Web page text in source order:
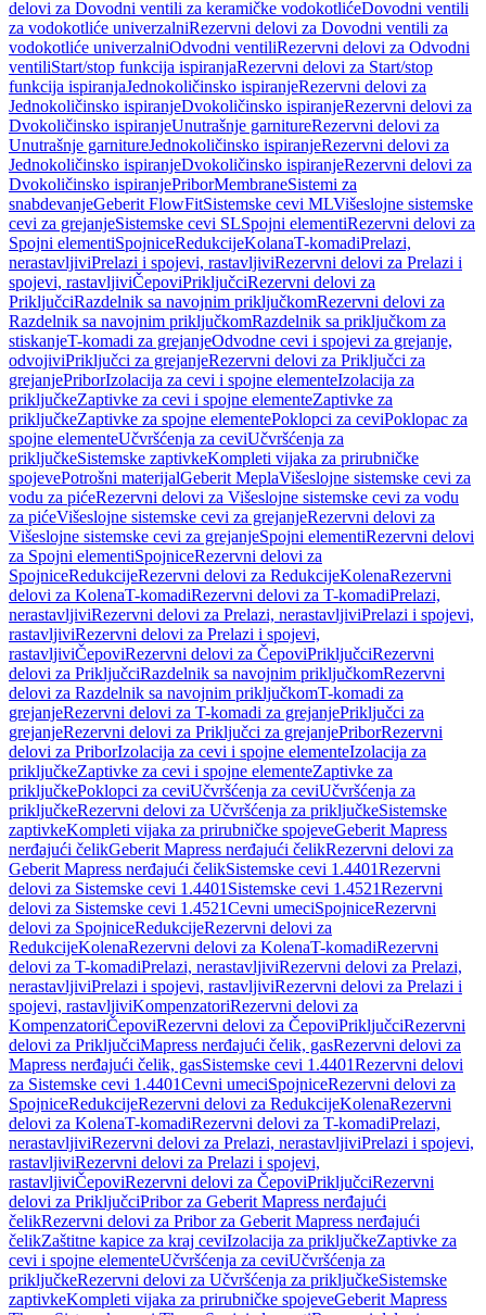
delovi za Dovodni ventili za keramičke vodokotlićeDovodni ventili
za vodokotliće univerzalniRezervni delovi za Dovodni ventili za
vodokotliće univerzalniOdvodni ventiliRezervni delovi za Odvodni
ventiliStart/stop funkcija ispiranjaRezervni delovi za Start/stop
funkcija ispiranjaJednokoličinsko ispiranjeRezervni delovi za
Jednokoličinsko ispiranjeDvokoličinsko ispiranjeRezervni delovi za
Dvokoličinsko ispiranjeUnutrašnje garnitureRezervni delovi za
Unutrašnje garnitureJednokoličinsko ispiranjeRezervni delovi za
Jednokoličinsko ispiranjeDvokoličinsko ispiranjeRezervni delovi za
Dvokoličinsko ispiranjePriborMembraneSistemi za
snabdevanjeGeberit FlowFitSistemske cevi MLVišeslojne sistemske
cevi za grejanjeSistemske cevi SLSpojni elementiRezervni delovi za
Spojni elementiSpojniceRedukcijeKolanaT-komadiPrelazi,
nerastavljiviPrelazi i spojevi, rastavljiviRezervni delovi za Prelazi i
spojevi, rastavljiviČepoviPriključciRezervni delovi za
PriključciRazdelnik sa navojnim priključkomRezervni delovi za
Razdelnik sa navojnim priključkomRazdelnik sa priključkom za
stiskanjeT-komadi za grejanjeOdvodne cevi i spojevi za grejanje,
odvojiviPriključci za grejanjeRezervni delovi za Priključci za
grejanjePriborIzolacija za cevi i spojne elementeIzolacija za
priključkeZaptivke za cevi i spojne elementeZaptivke za
priključkeZaptivke za spojne elementePoklopci za ceviPoklopac za
spojne elementeUčvršćenja za ceviUčvršćenja za
priključkeSistemske zaptivkeKompleti vijaka za prirubničke
spojevePotrošni materijalGeberit MeplaVišeslojne sistemske cevi za
vodu za pićeRezervni delovi za Višeslojne sistemske cevi za vodu
za pićeVišeslojne sistemske cevi za grejanjeRezervni delovi za
Višeslojne sistemske cevi za grejanjeSpojni elementiRezervni delovi
za Spojni elementiSpojniceRezervni delovi za
SpojniceRedukcijeRezervni delovi za RedukcijeKolenaRezervni
delovi za KolenaT-komadiRezervni delovi za T-komadiPrelazi,
nerastavljiviRezervni delovi za Prelazi, nerastavljiviPrelazi i spojevi,
rastavljiviRezervni delovi za Prelazi i spojevi,
rastavljiviČepoviRezervni delovi za ČepoviPriključciRezervni
delovi za PriključciRazdelnik sa navojnim priključkomRezervni
delovi za Razdelnik sa navojnim priključkomT-komadi za
grejanjeRezervni delovi za T-komadi za grejanjePriključci za
grejanjeRezervni delovi za Priključci za grejanjePriborRezervni
delovi za PriborIzolacija za cevi i spojne elementeIzolacija za
priključkeZaptivke za cevi i spojne elementeZaptivke za
priključkePoklopci za ceviUčvršćenja za ceviUčvršćenja za
priključkeRezervni delovi za Učvršćenja za priključkeSistemske
zaptivkeKompleti vijaka za prirubničke spojeveGeberit Mapress
nerđajući čelikGeberit Mapress nerđajući čelikRezervni delovi za
Geberit Mapress nerđajući čelikSistemske cevi 1.4401Rezervni
delovi za Sistemske cevi 1.4401 Sistemske cevi 1.4521Rezervni
delovi za Sistemske cevi 1.4521Cevni umeciSpojniceRezervni
delovi za SpojniceRedukcijeRezervni delovi za
RedukcijeKolenaRezervni delovi za KolenaT-komadiRezervni
delovi za T-komadiPrelazi, nerastavljiviRezervni delovi za Prelazi,
nerastavljiviPrelazi i spojevi, rastavljiviRezervni delovi za Prelazi i
spojevi, rastavljiviKompenzatoriRezervni delovi za
KompenzatoriČepoviRezervni delovi za ČepoviPriključciRezervni
delovi za PriključciMapress nerđajući čelik, gasRezervni delovi za
Mapress nerđajući čelik, gasSistemske cevi 1.4401Rezervni delovi
za Sistemske cevi 1.4401Cevni umeciSpojniceRezervni delovi za
SpojniceRedukcijeRezervni delovi za RedukcijeKolenaRezervni
delovi za KolenaT-komadiRezervni delovi za T-komadiPrelazi,
nerastavljiviRezervni delovi za Prelazi, nerastavljiviPrelazi i spojevi,
rastavljiviRezervni delovi za Prelazi i spojevi,
rastavljiviČepoviRezervni delovi za ČepoviPriključciRezervni
delovi za PriključciPribor za Geberit Mapress nerđajući
čelikRezervni delovi za Pribor za Geberit Mapress nerđajući
čelikZaštitne kapice za kraj ceviIzolacija za priključkeZaptivke za
cevi i spojne elementeUčvršćenja za ceviUčvršćenja za
priključkeRezervni delovi za Učvršćenja za priključkeSistemske
zaptivkeKompleti vijaka za prirubničke spojeveGeberit Mapress